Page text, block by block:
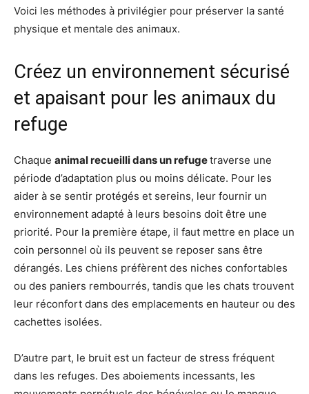
Voici les méthodes à privilégier pour préserver la santé
physique et mentale des animaux.
Créez un environnement sécurisé
et apaisant pour les animaux du
refuge
Chaque animal recueilli dans un refugetraverse une
période d’adaptation plus ou moins délicate. Pour les
aider à se sentir protégés et sereins, leur fournir un
environnement adapté à leurs besoins doit être une
priorité. Pour la première étape, il faut mettre en place un
coin personnel où ils peuvent se reposer sans être
dérangés. Les chiens préfèrent des niches confortables
ou des paniers rembourrés, tandis que les chats trouvent
leur réconfort dans des emplacements en hauteur ou des
cachettes isolées.
D’autre part, le bruit est un facteur de stress fréquent
dans les refuges. Des aboiements incessants, les